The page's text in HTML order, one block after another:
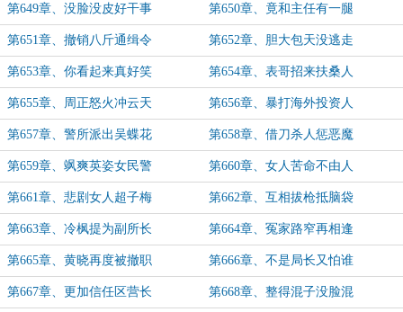
第649章、没脸没皮好干事 第650章、竟和主任有一腿
第651章、撤销八斤通缉令 第652章、胆大包天没逃走
第653章、你看起来真好笑 第654章、表哥招来扶桑人
第655章、周正怒火冲云天 第656章、暴打海外投资人
第657章、警所派出吴蝶花 第658章、借刀杀人惩恶魔
第659章、飒爽英姿女民警 第660章、女人苦命不由人
第661章、悲剧女人超子梅 第662章、互相拔枪抵脑袋
第663章、冷枫提为副所长 第664章、冤家路窄再相逢
第665章、黄晓再度被撤职 第666章、不是局长又怕谁
第667章、更加信任区营长 第668章、整得混子没脸混